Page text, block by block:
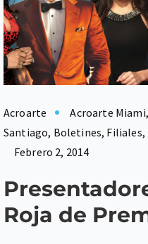
Acroarte Acroarte Miami
Santiago, Boletines, Filiales,
Febrero 2, 2014
Roja de